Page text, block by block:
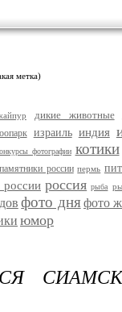
метка)
дикие животные
израиль индия
фотографии котики
памятники россии пермь
россии россия рыба
фото дня фото
юмор